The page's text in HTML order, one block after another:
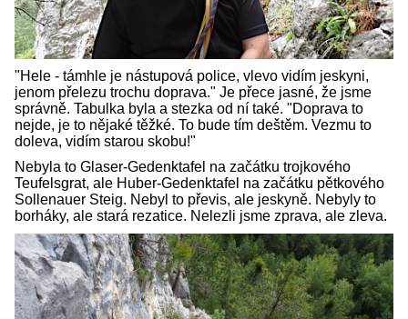
"Hele - támhle je nástupová police, vlevo vidím jeskyni,
jenom přelezu trochu doprava." Je přece jasné, že jsme
správně. Tabulka byla a stezka od ní také. "Doprava to
nejde, je to nějaké těžké. To bude tím deštěm. Vezmu to
doleva, vidím starou skobu!"
Nebyla to Glaser-Gedenktafel na začátku trojkového
Teufelsgrat, ale Huber-Gedenktafel na začátku pětkového
Sollenauer Steig. Nebyl to převis, ale jeskyně. Nebyly to
borháky, ale stará rezatice. Nelezli jsme zprava, ale zleva.